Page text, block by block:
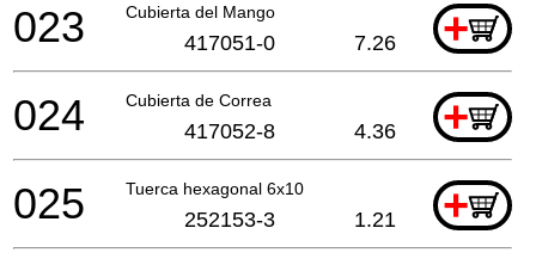
Cubierta del Mango +
023 417051-0 7.26
Cubierta de Correa +
024 417052-8 4.36
Tuerca hexagonal 6x10 +
025 252153-3 1.21